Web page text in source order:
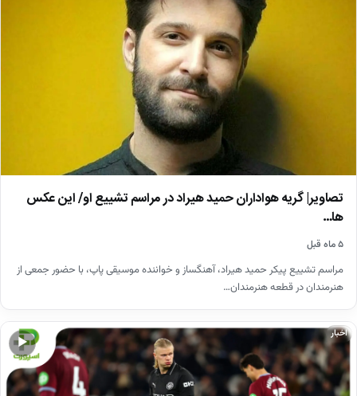
تصاویر| گریه هواداران حمید هیراد در مراسم تشییع او/ این عکس
ها…
۵ ماه قبل
مراسم تشییع پیکر حمید هیراد، آهنگساز و خواننده موسیقی پاپ، با حضور جمعی از
هنرمندان در قطعه هنرمندان…
▶
اخبار